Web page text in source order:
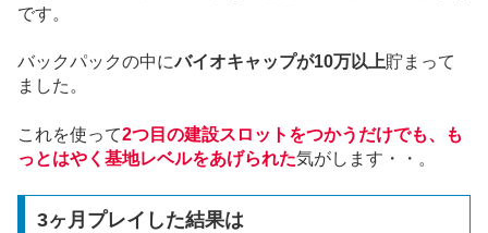
です。
バックパックの中にバイオキャップが10万以上貯まって
ました。
これを使って2つ目の建設スロットをつかうだけでも、も
っとはやく基地レベルをあげられた気がします・・。
3ヶ月プレイした結果は